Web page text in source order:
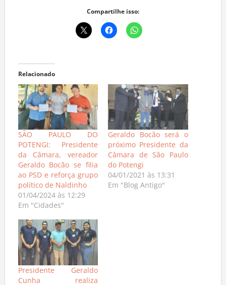
Compartilhe isso:
Relacionado
SÃO PAULO DO
POTENGI: Presidente
da Câmara, vereador
Geraldo Bocão se filia
ao PSD e reforça grupo
político de Naldinho
01/04/2024 às 12:29
Em "Cidades"
Geraldo Bocão será o
próximo Presidente da
Câmara de São Paulo
do Potengi
04/01/2021 às 13:31
Em "Blog Antigo"
Presidente Geraldo
Cunha realiza